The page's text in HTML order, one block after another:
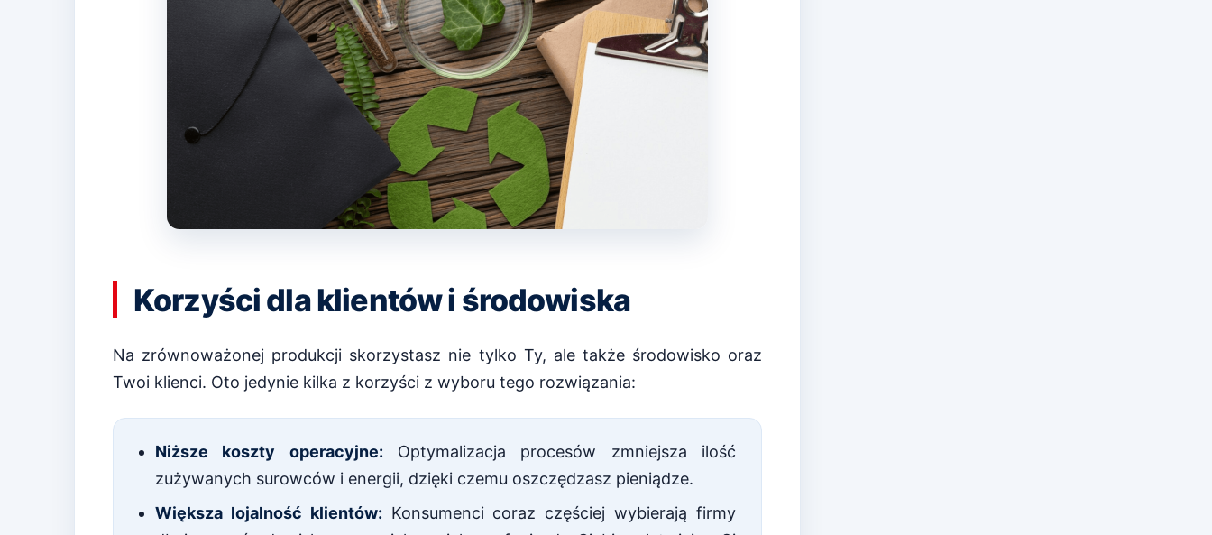
Korzyści dla klientów i środowiska
Na zrównoważonej produkcji skorzystasz nie tylko Ty, ale także środowisko oraz
Twoi klienci. Oto jedynie kilka z korzyści z wyboru tego rozwiązania:
Niższe koszty operacyjne: Optymalizacja procesów zmniejsza ilość
zużywanych surowców i energii, dzięki czemu oszczędzasz pieniądze.
Większa lojalność klientów: Konsumenci coraz częściej wybierają firmy